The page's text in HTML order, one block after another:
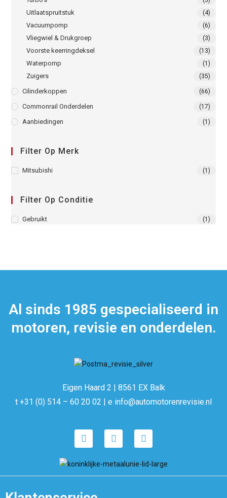
Uitlaatspruitstuk (4)
Vacuumpomp (6)
Vliegwiel & Drukgroep (3)
Voorste keerringdeksel (13)
Waterpomp (1)
Zuigers (35)
Cilinderkoppen (66)
Commonrail Onderdelen (17)
Aanbiedingen (1)
Filter Op Merk
Mitsubishi (1)
Filter Op Conditie
Gebruikt (1)
Al sinds 1985 gespecialiseerd in
motoren, revisie en onderdelen.
Eigen Haard 2 | 8561 EX Balk
t +31 (0) 514 – 60 20 02 | e info@automotorenrevisie.nl